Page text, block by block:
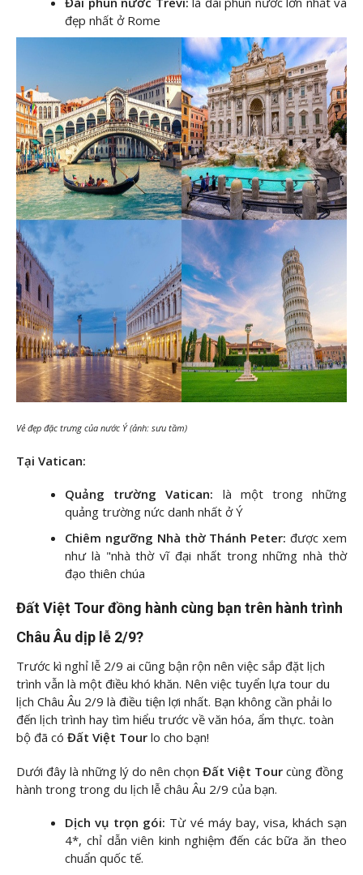
đẹp nhất ở Rome
Vẻ đẹp đặc trưng của nước Ý (ảnh: sưu tầm)
Tại Vatican:
Quảng trường Vatican:
là một trong những
quảng trường nức danh nhất ở Ý
Chiêm ngưỡng Nhà thờ Thánh Peter: được xem
như là "nhà thờ vĩ đại nhất trong những nhà thờ
đạo thiên chúa
Đất Việt Tour đồng hành cùng bạn trên hành trình
Châu Âu dịp lễ 2/9?
Trước kì nghỉ lễ 2/9 ai cũng bận rộn nên việc sắp đặt lịch
trình vẫn là một điều khó khăn. Nên việc tuyển lựa tour du
lịch Châu Âu 2/9 là điều tiện lợi nhất. Bạn không cần phải lo
đến lịch trình hay tìm hiểu trước về văn hóa, ẩm thực. toàn
bộ đã có Đất Việt Tour lo cho bạn!
Dưới đây là những lý do nên chọn Đất Việt Tour cùng đồng
hành trong trong du lịch lễ châu Âu 2/9 của bạn.
Dịch vụ trọn gói: Từ vé máy bay, visa, khách sạn
4*, chỉ dẫn viên kinh nghiệm đến các bữa ăn theo
chuẩn quốc tế.